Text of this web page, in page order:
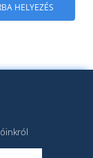
HELYEZÉS